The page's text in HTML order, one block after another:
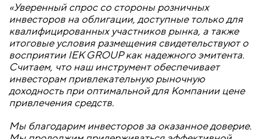
«Уверенный спрос со стороны розничных
инвесторов на облигации, доступные только для
квалифицированных участников рынка, а также
итоговые условия размещения свидетельствуют о
восприятии IEK GROUP как надежного эмитента.
Считаем, что наш инструмент обеспечивает
инвесторам привлекательную рыночную
доходность при оптимальной для Компании цене
привлечения средств.
Мы благодарим инвесторов за оказанное доверие.